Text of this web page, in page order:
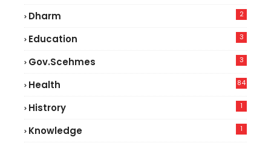
Dharm 2
Education 3
Gov.scehmes 3
Health
84
Histrory 1
Knowledge 1